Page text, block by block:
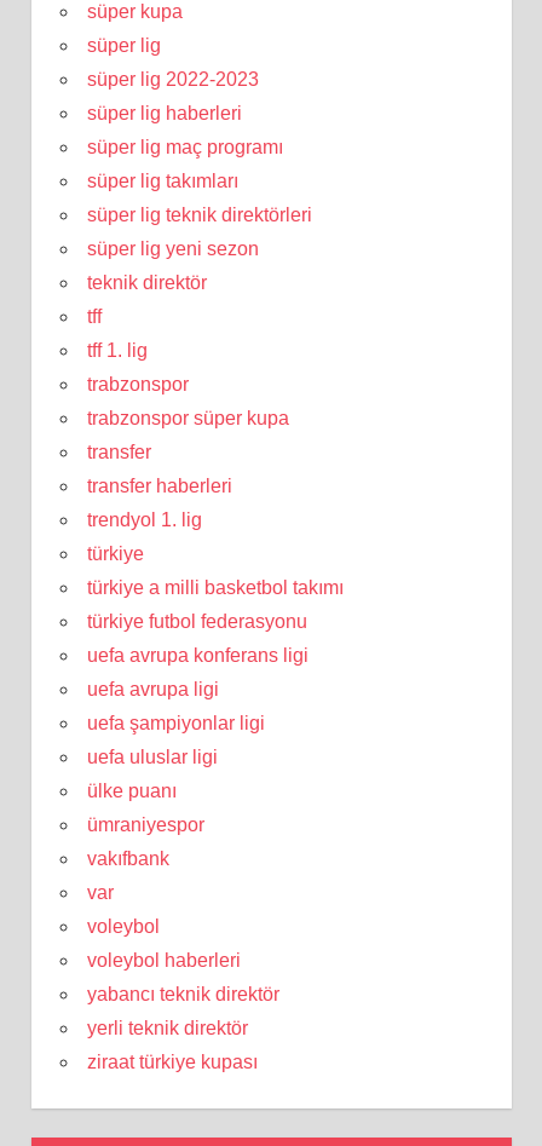
süper kupa
süper lig
süper lig 2022-2023
süper lig haberleri
süper lig maç programı
süper lig takımları
süper lig teknik direktörleri
süper lig yeni sezon
teknik direktör
tff
tff 1. lig
trabzonspor
trabzonspor süper kupa
transfer
transfer haberleri
trendyol 1. lig
türkiye
türkiye a milli basketbol takımı
türkiye futbol federasyonu
uefa avrupa konferans ligi
uefa avrupa ligi
uefa şampiyonlar ligi
uefa uluslar ligi
ülke puanı
ümraniyespor
vakıfbank
var
voleybol
voleybol haberleri
yabancı teknik direktör
yerli teknik direktör
ziraat türkiye kupası